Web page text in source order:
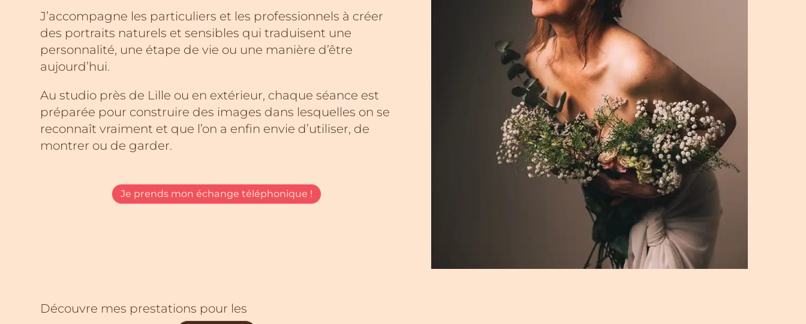
J’accompagne les particuliers et les professionnels à créer
des portraits naturels et sensibles qui traduisent une
personnalité, une étape de vie ou une manière d’être
aujourd’hui.
Au studio près de Lille ou en extérieur, chaque séance est
préparée pour construire des images dans lesquelles on se
reconnaît vraiment et que l’on a enfin envie d’utiliser, de
montrer ou de garder.
Je prends mon échange téléphonique !
Découvre mes prestations pour les